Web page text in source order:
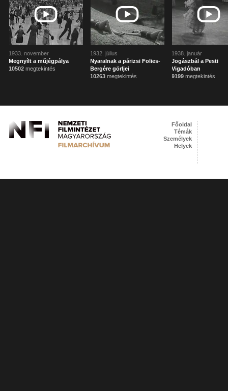
1933. november
Megnyílt a műjégpálya
10502 megtekintés
1932. július
Nyaralnak a párizsi Folies-
Bergére görljei
10263 megtekintés
1938. január
Jogászbál a Pesti
Vigadóban
9199 megtekintés
Főoldal
Témák
Személyek
Helyek